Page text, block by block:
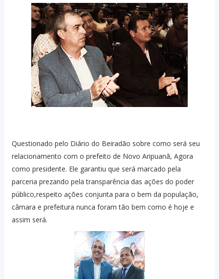
Questionado pelo Diário do Beiradão sobre como será seu
relacionamento com o prefeito de Novo Aripuanã, Agora
como presidente. Ele garantiu que será marcado pela
parceria prezando pela transparência das ações do poder
público,respeito ações conjunta para o bem da população,
câmara e prefeitura nunca foram tão bem como é hoje e
assim será.